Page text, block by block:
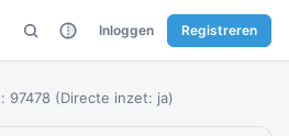
Inloggen Registreren
97478 (Directe inzet: ja)